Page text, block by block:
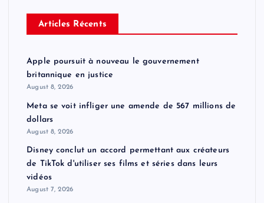
Articles Récents
Apple poursuit à nouveau le gouvernement
britannique en justice
August 8, 2026
Meta se voit infliger une amende de 567 millions de
dollars
August 8, 2026
Disney conclut un accord permettant aux créateurs
de TikTok d'utiliser ses films et séries dans leurs
vidéos
August 7, 2026